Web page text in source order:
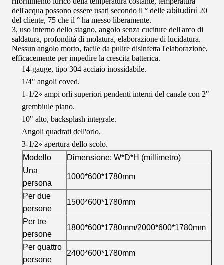
dell'acqua possono essere usati secondo il ° delle abitudini 20
del cliente, 75 che il ° ha messo liberamente.
3, uso interno dello stagno, angolo senza cuciture dell'arco di
saldatura, profondità di molatura, elaborazione di lucidatura.
Nessun angolo morto, facile da pulire disinfetta l'elaborazione,
efficacemente per impedire la crescita batterica.
14-gauge, tipo 304 acciaio inossidabile.
1/4" angoli coved.
1-1/2» ampi orli superiori pendenti interni del canale con 2"
grembiule piano.
10" alto, backsplash integrale.
Angoli quadrati dell'orlo.
3-1/2» apertura dello scolo.
Modello
Dimensione: W*D*H (millimetro)
Una
persona
1000*600*1780mm
Per due
persone
1500*600*1780mm
Per tre
persone
1800*600*1780mm/2000*600*1780mm
Per quattro
persone
2400*600*1780mm